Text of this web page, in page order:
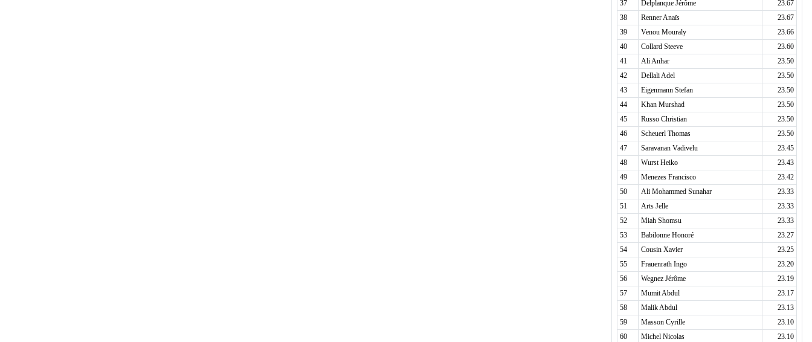
37
Delplanque Jérôme
23.67
38
Renner Anaïs
23.67
39
Venou Mouraly
23.66
40
Collard Steeve
23.60
41
Ali Anhar
23.50
42
Dellali Adel
23.50
43
Eigenmann Stefan
23.50
44
Khan Murshad
23.50
45
Russo Christian
23.50
46
Scheuerl Thomas
23.50
47
Saravanan Vadivelu
23.45
48
Wurst Heiko
23.43
49
Menezes Francisco
23.42
50
Ali Mohammed Sunahar
23.33
51
Arts Jelle
23.33
52
Miah Shomsu
23.33
53
Babilonne Honoré
23.27
54
Cousin Xavier
23.25
55
Frauenrath Ingo
23.20
56
Wegnez Jérôme
23.19
57
Mumit Abdul
23.17
58
Malik Abdul
23.13
59
Masson Cyrille
23.10
60
Michel Nicolas
23.10